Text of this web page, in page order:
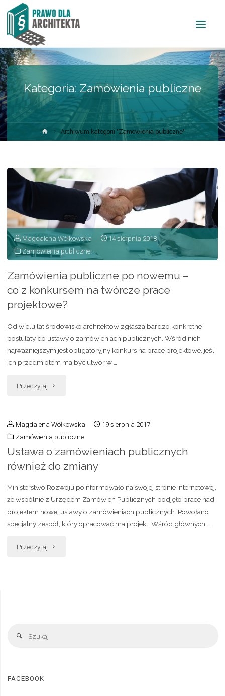
Kategoria: Zamówienia publiczne
Archiwum kategorii "Zamówienia publiczne"
Magdalena Wółkowska
14 sierpnia 2018
Zamówienia publiczne
Zamówienia publiczne po nowemu –
co z konkursem na twórcze prace
projektowe?
Od wielu lat środowisko architektów zgłasza bardzo konkretne
postulaty do ustawy o zamówieniach publicznych. Wśród nich
najważniejszym jest obligatoryjny konkurs na prace projektowe, jeśli
ich przedmiotem ma być utwór w …
Przeczytaj
Magdalena Wółkowska
19 sierpnia 2017
Zamówienia publiczne
Ustawa o zamówieniach publicznych
również do zmiany
Ministerstwo Rozwoju poinformowało na swojej stronie internetowej,
że wspólnie z Urzędem Zamówień Publicznych podjęło prace nad
projektem nowej ustawy o zamówieniach publicznych. Powołano
specjalny zespół, który opracować ma projekt. Wśród głównych …
Przeczytaj
FACEBOOK